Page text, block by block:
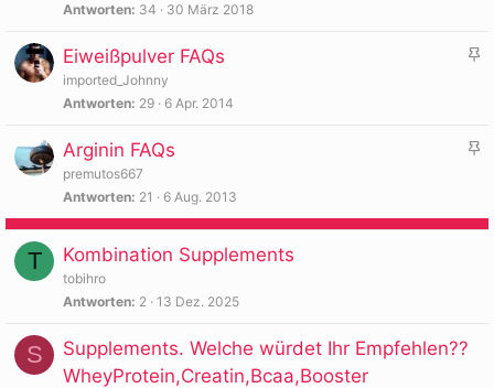
te
t
Antworten 34 30 März 2018
A
h
t
Eiweißpulver FAQs
imported_Johnny
Antworten 29 6 Apr. 2014
A
e
Arginin FAQs
premutos667
Antworten 21 6 Aug. 2013
T Kombination Supplements
tobihro
Antworten 2 13 Dez. 2025
S
Supplements. Welche würdet Ihr Empfehlen??
WheyProtein,Creatin,Bcaa,Booster